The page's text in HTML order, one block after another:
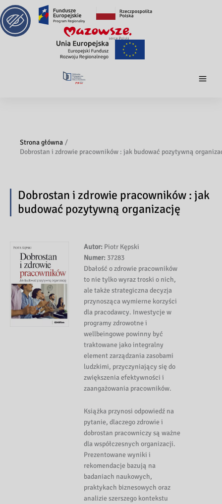
Strona główna
Dobrostan i zdrowie pracowników : jak budować pozytywną
Dobrostan i zdrowie pracowników : jak
budować pozytywną organizację
Autor: Piotr Kępski
Numer: 37283
Dbałość o zdrowie pracowników
to nie tylko wyraz troski o nich,
ale także strategiczna decyzja
przynosząca wymierne korzyści
dla pracodawcy. Inwestycje w
programy zdrowotne i
wellbeingowe powinny być
traktowane jako integralny
element zarządzania zasobami
ludzkimi, przyczyniający się do
zwiększenia efektywności i
zaangażowania pracowników.
Książka przynosi odpowiedź na
pytanie, dlaczego zdrowie i
dobrostan pracowniczy są ważne
dla współczesnych organizacji.
Prezentowane wyniki i
rekomendacje bazują na
badaniach naukowych,
praktykach biznesowych oraz
analizie szerszego kontekstu